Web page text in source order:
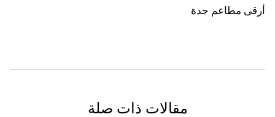
أرقى مطاعم جدة
مقالات ذات صلة